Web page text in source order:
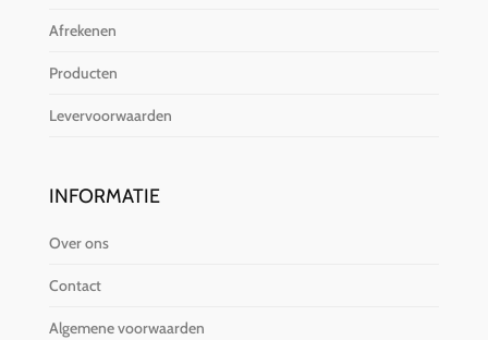
Afrekenen
Producten
Levervoorwaarden
INFORMATIE
Over ons
Contact
Algemene voorwaarden